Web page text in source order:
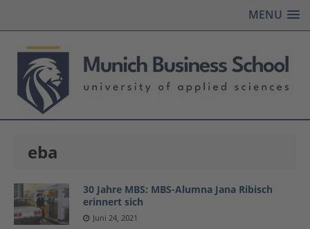
MENU
eba
30 Jahre MBS: MBS-Alumna Jana Ribisch
erinnert sich
Juni 24, 2021